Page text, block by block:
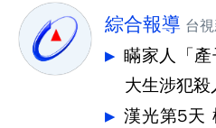
綜合報導 台
瞞家人「
大生涉犯
漢光第5天